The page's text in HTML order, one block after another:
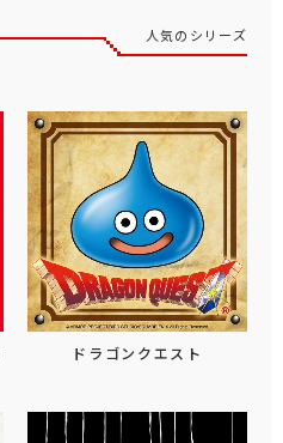
人気のシリーズ
ドラゴンクエスト